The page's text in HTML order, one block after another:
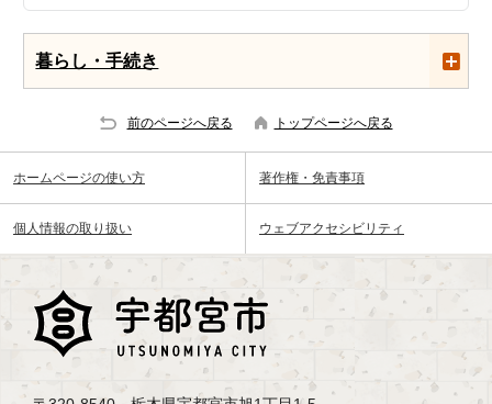
暮らし・手続き
前のページへ戻る トップページへ戻る
ホームページの使い方 著作権・免責事項
個人情報の取り扱い ウェブアクセシビリティ